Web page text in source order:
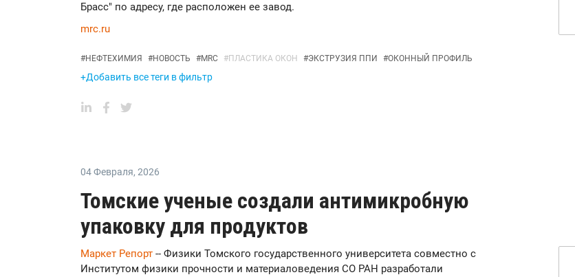
Брасс" по адресу, где расположен ее завод.
mrc.ru
#НЕФТЕХИМИЯ #НОВОСТЬ #MRC #ПЛАСТИКА ОКОН #ЭКСТРУЗИЯ ППИ #ОКОННЫЙ ПРОФИЛЬ
+Добавить все теги в фильтр
04 Февраля, 2026
Томские ученые создали антимикробную
упаковку для продуктов
Маркет Репорт -- Физики Томского государственного университета совместно с
Институтом физики прочности и материаловедения СО РАН разработали